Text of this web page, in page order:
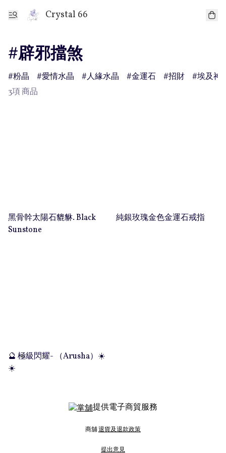
Crystal 66
#辟邪擋煞
粉晶 愛情水晶 人緣水晶 金運石 招財
埃及神
3項 商品
黑骨幹太陽石貔貅. Black
Sunstone
純銀玫瑰金色金運石戒指
🔮 極級閃耀- （Arusha）☀️
☀️
提供電子商貿服務
商舖退貨及退款政策
提出意見